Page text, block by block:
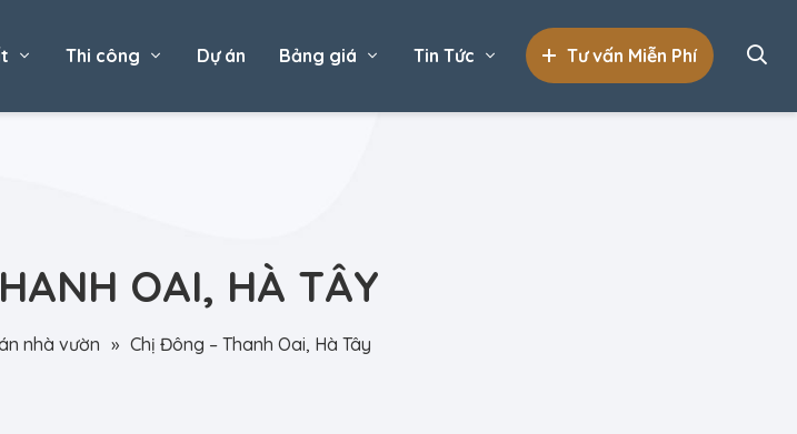
Thi công Dự án Bảng giá Tin Tức Tư vấn Miễn Phí
OAI, HÀ TÂY
nhà vườn » Chị Đông – Thanh Oai, Hà Tây